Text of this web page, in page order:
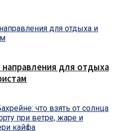
для отдыха